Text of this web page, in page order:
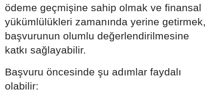
ödeme geçmişine sahip olmak ve finansal
yükümlülükleri zamanında yerine getirmek,
başvurunun olumlu değerlendirilmesine
katkı sağlayabilir.
Başvuru öncesinde şu adımlar faydalı
olabilir: